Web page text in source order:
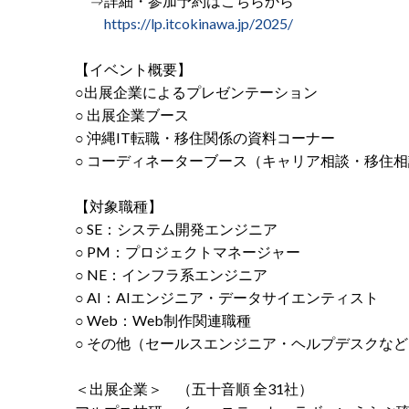
https://lp.itcokinawa.jp/2025/
【イベント概要】
○出展企業によるプレゼンテーション
○ 出展企業ブース
○ 沖縄IT転職・移住関係の資料コーナー
○ コーディネーターブース（キャリア相談・移住相
【対象職種】
○ SE：システム開発エンジニア
○ PM：プロジェクトマネージャー
○ NE：インフラ系エンジニア
○ AI：AIエンジニア・データサイエンティスト
○ Web：Web制作関連職種
○ その他（セールスエンジニア・ヘルプデスクなど
＜出展企業＞ （五十音順 全31社）